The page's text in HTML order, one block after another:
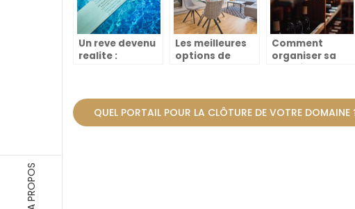
A PROPOS
Un reve devenu
realite :
Les meilleures
options de
Comment
organiser sa
cave à vin pour
QUEL PORTAIL POUR LA CLÔTURE DE VOTRE DOMAINE